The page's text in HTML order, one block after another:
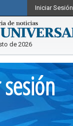
Iniciar Sesión
de 2026